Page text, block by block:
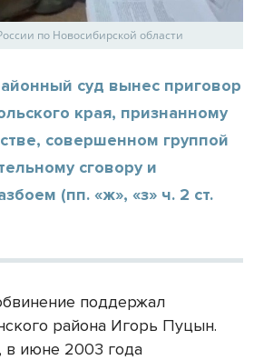
по Новосибирской области
суд вынес приговор
края, признанному
совершенном группой
сговору и
(пп. «ж», «з» ч. 2 ст.
поддержал
района Игорь Пуцын.
в июне 2003 года